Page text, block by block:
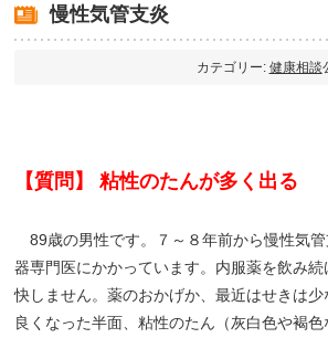
慢性気管支炎
カテゴリー: 健康相談
【質問】 粘性のたんが多く出る
89歳の男性です。７～８年前から慢性気
器専門医にかかっています。内服薬を飲み
快しません。薬のおかげか、最近はせきは
良くなった半面、粘性のたん（灰白色や褐